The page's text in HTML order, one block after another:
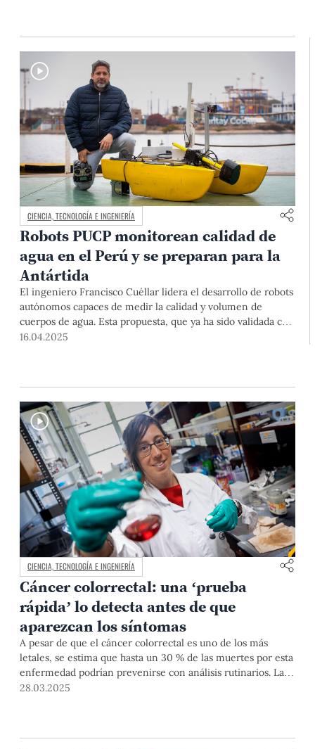
CIENCIA, TECNOLOGÍA E INGENIERÍA
Robots PUCP monitorean calidad de
agua en el Perú y se preparan para la
Antártida
El ingeniero Francisco Cuéllar lidera el desarrollo de robots
autónomos capaces de medir la calidad y volumen de
cuerpos de agua. Esta propuesta, que ya ha sido validada con
éxito en escenarios como Madre de Dios y Huascarán, busca
16.04.2025
CIENCIA, TECNOLOGÍA E INGENIERÍA
Cáncer colorrectal: una ‘prueba
rápida’ lo detecta antes de que
aparezcan los síntomas
A pesar de que el cáncer colorrectal es uno de los más
letales, se estima que hasta un 30 % de las muertes por esta
enfermedad podrían prevenirse con análisis rutinarios. La
Dra. Yulán Hernández, química orgánica e investigadora
28.03.2025